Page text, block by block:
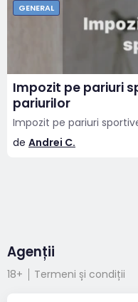
GENERAL
Impozit pe pariuri
pariurilor
Impozit pe pariuri
de Andrei C.
Agenții
18+ Termeni și condiții